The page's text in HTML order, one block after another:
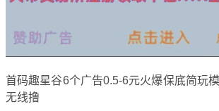
首码趣星谷6个广告0.5-6元火爆保底简玩
无线撸